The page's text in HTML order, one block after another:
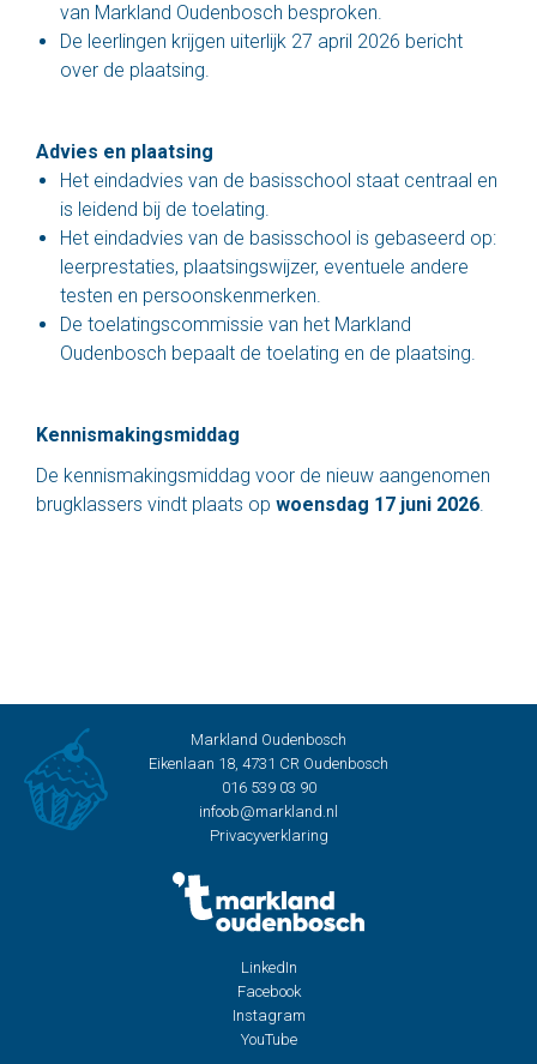
van Markland Oudenbosch besproken.
De leerlingen krijgen uiterlijk 27 april 2026 bericht
over de plaatsing.
Advies en plaatsing
Het eindadvies van de basisschool staat centraal en
is leidend bij de toelating.
Het eindadvies van de basisschool is gebaseerd op:
leerprestaties, plaatsingswijzer, eventuele andere
testen en persoonskenmerken.
De toelatingscommissie van het Markland
Oudenbosch bepaalt de toelating en de plaatsing.
Kennismakingsmiddag
De kennismakingsmiddag voor de nieuw aangenomen
brugklassers vindt plaats op woensdag 17 juni 2026. ‍‍
Markland Oudenbosch
Eikenlaan 18, 4731 CR Oudenbosch
016 539 03 90
infoob@markland.nl
Privacyverklaring
LinkedIn
Facebook
Instagram
YouTube